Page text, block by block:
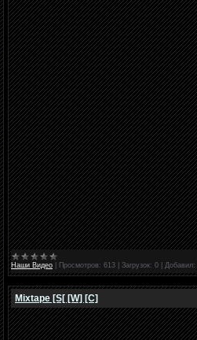
Наши Видео Просмотров: 613 Загрузок: 0 Добавил:
Mixtape [S[ [W] [C]